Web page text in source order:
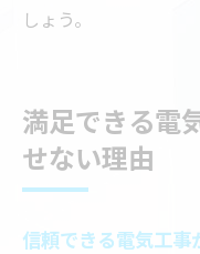
しょう。
満足できる電
せない理由
信頼できる電気工